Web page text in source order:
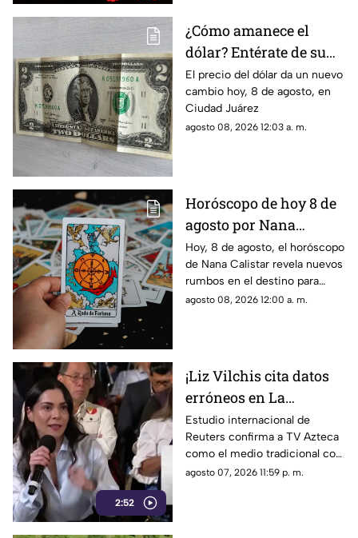
¿Cómo amanece el
dólar? Entérate de su
precio hoy, 8 de agosto,
en Ciudad Juárez
El precio del dólar da un nuevo
cambio hoy, 8 de agosto, en
Ciudad Juárez
agosto 08, 2026 12:03 a. m.
Horóscopo de hoy 8 de
agosto por Nana
Calistar: ¿Qué te depara
el destino este sábado?
Hoy, 8 de agosto, el horóscopo
de Nana Calistar revela nuevos
rumbos en el destino para
estos signos
agosto 08, 2026 12:00 a. m.
2:52
¡Liz Vilchis cita datos
erróneos en La
Mañanera: Estudio de
Reuters confirma
liderazgo de TV Azteca
en alcance y
Estudio internacional de
Reuters confirma a TV Azteca
como el medio tradicional con
mayor alcance y credibilidad
agosto 07, 2026 11:59 p. m.